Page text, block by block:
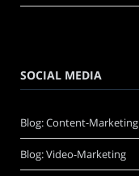
SOCIAL MEDIA
Blog: Content-Marketing
Blog: Video-Marketing